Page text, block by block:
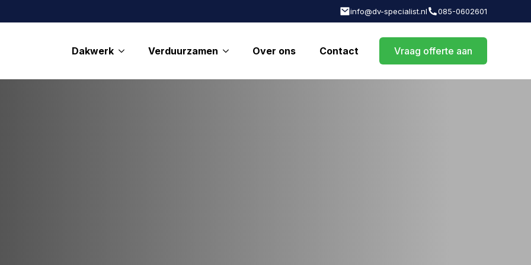
info@dv-specialist.nl 085-0602601
Dakwerk Verduurzamen Over ons Contact Vraag offerte aan